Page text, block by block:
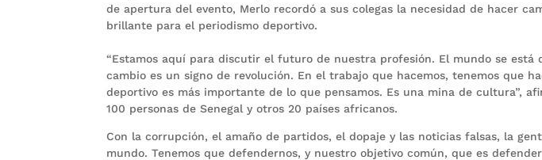
de apertura del evento, Merlo recordó a sus colegas la necesidad de hacer
brillante para el periodismo deportivo.
“Estamos aquí para discutir el futuro de nuestra profesión. El mundo se está
cambio es un signo de revolución. En el trabajo que hacemos, tenemos que
deportivo es más importante de lo que pensamos. Es una mina de cultura”,
100 personas de Senegal y otros 20 países africanos.
Con la corrupción, el amaño de partidos, el dopaje y las noticias falsas, la
mundo. Tenemos que defendernos, y nuestro objetivo común, que es